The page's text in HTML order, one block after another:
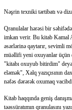
Nəşrin texniki tərtibatı və
Qranulalar hərəsi bir
imkan verir. Bu kitab Kamal
əsərlərinə qaytarır, sevimli
müəllifi yeni oxuyanlar üçün
"kitabı oxuyub bitirdim"
eləmək", Xalq yazıçısının
nəfəs dərərək oxumaq
Kitab haqqında geniş
təəssüratımın qranulasını